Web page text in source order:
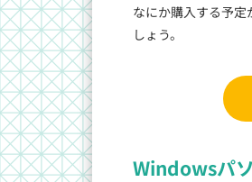
なにか購入する予
しょう。
Windowsパ